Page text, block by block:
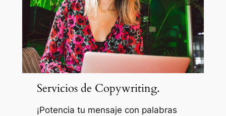
Servicios de Copywriting.
¡Potencia tu mensaje con palabras